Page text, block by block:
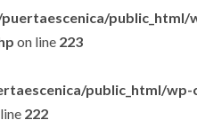
on line 223
public_html/
222